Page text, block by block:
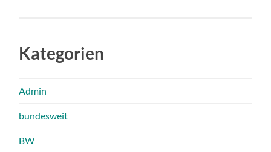
Kategorien
Admin
bundesweit
BW